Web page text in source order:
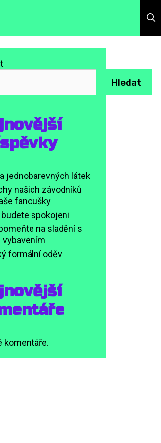
Hledat
jednobarevných látek
našich závodníků
fanoušky
budete spokojeni
na sladění s
vybavením
formální oděv
komentáře.